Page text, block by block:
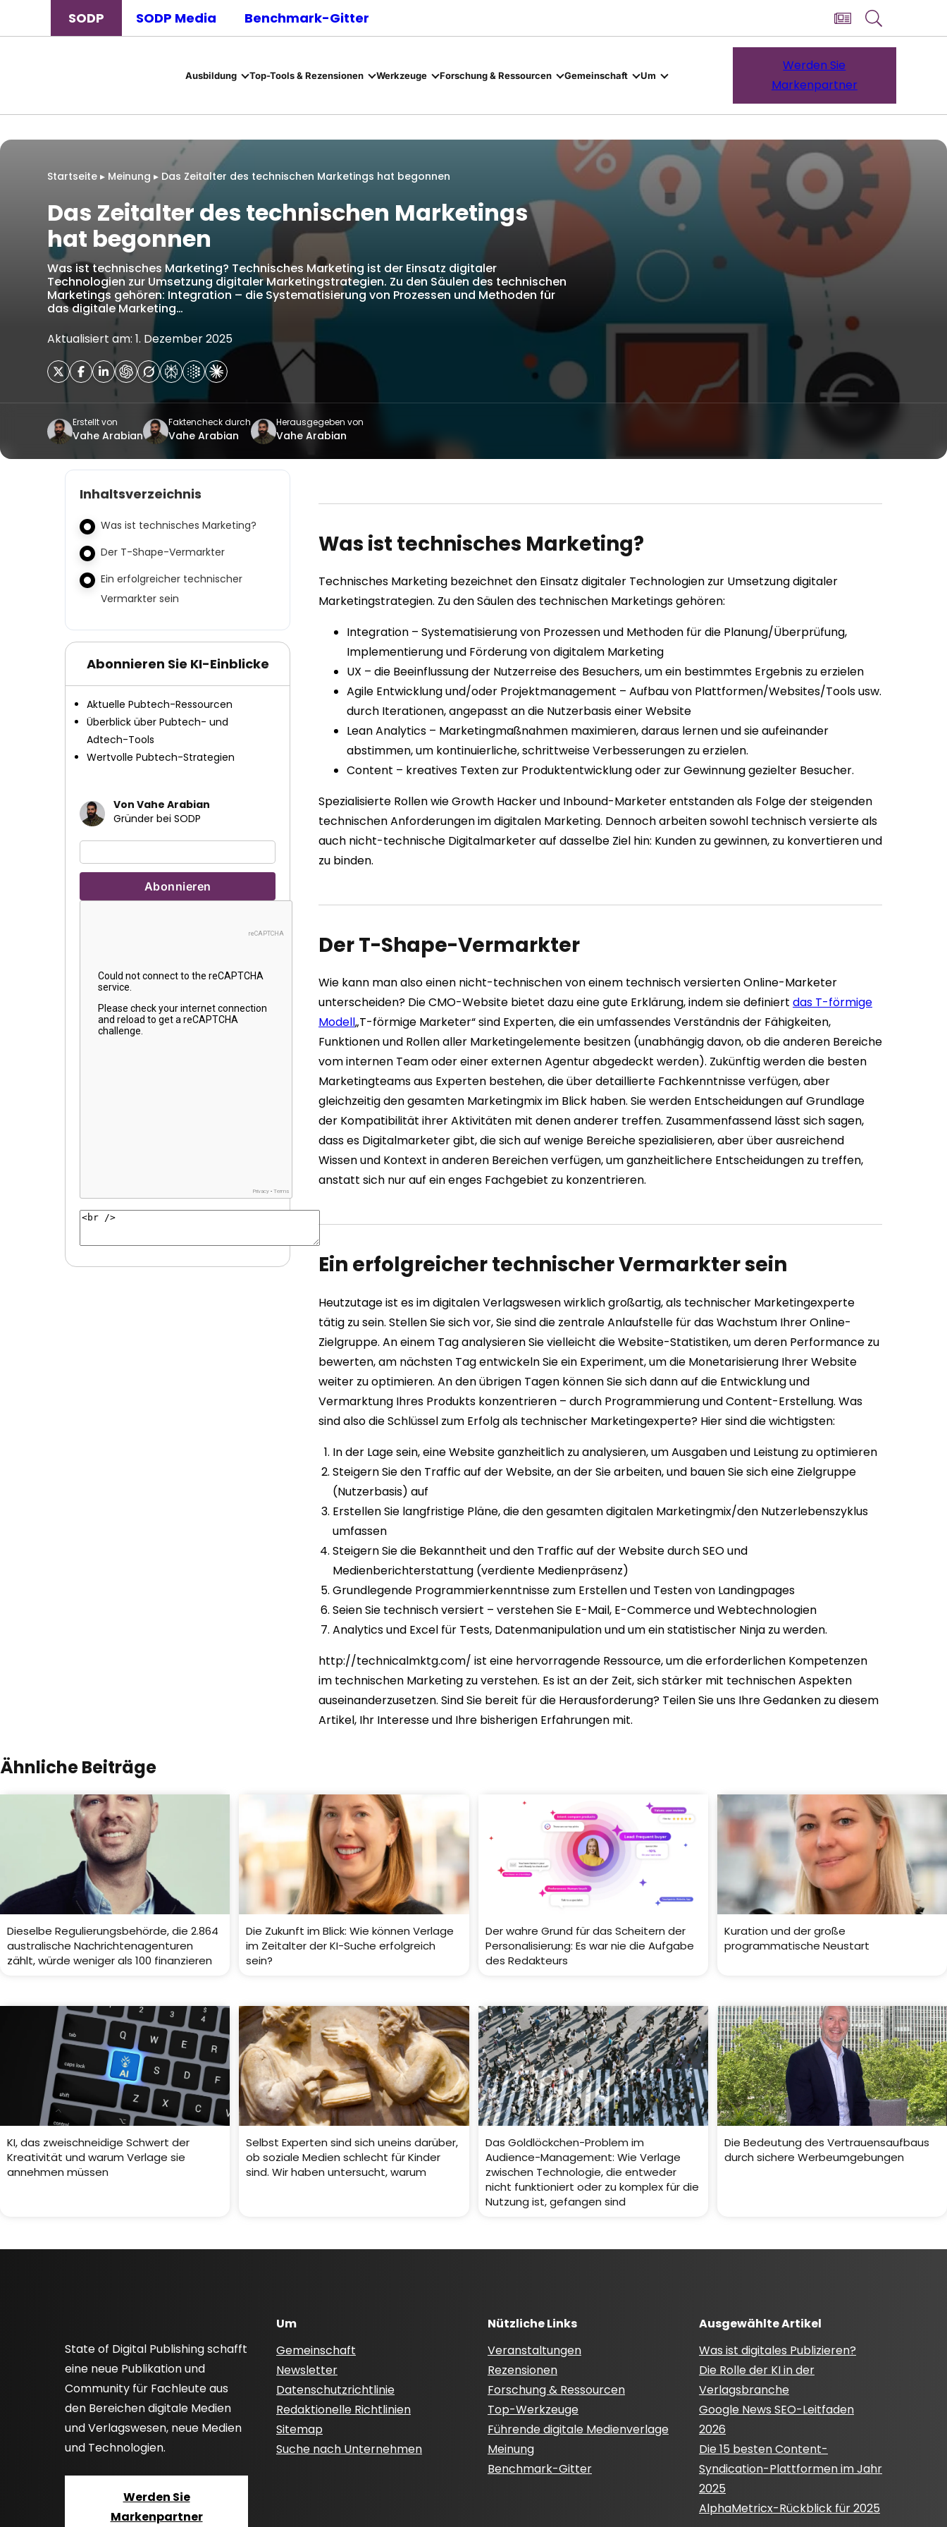
SODP SODP Media Benchmark-Gitter
Ausbildung Top-Tools & Rezensionen Werkzeuge Forschung & Ressourcen Gemeinschaft Um
Werden Sie
Markenpartner
Startseite ▸ Meinung ▸ Das Zeitalter des technischen Marketings hat begonnen
Das Zeitalter des technischen Marketings
hat begonnen
Was ist technisches Marketing? Technisches Marketing ist der Einsatz digitaler
Technologien zur Umsetzung digitaler Marketingstrategien. Zu den Säulen des technischen
Marketings gehören: Integration – die Systematisierung von Prozessen und Methoden für
das digitale Marketing…
Aktualisiert am: 1. Dezember 2025
Erstellt von
Vahe Arabian
Faktencheck durch
Vahe Arabian
Herausgegeben von
Vahe Arabian
Inhaltsverzeichnis
Was ist technisches Marketing?
Der T-Shape-Vermarkter
Ein erfolgreicher technischer
Vermarkter sein
Abonnieren Sie KI-Einblicke
Aktuelle Pubtech-Ressourcen
Überblick über Pubtech- und
Adtech-Tools
Wertvolle Pubtech-Strategien
Von Vahe Arabian
Gründer bei SODP
Was ist technisches Marketing?
Technisches Marketing bezeichnet den Einsatz digitaler Technologien zur Umsetzung digitaler
Marketingstrategien. Zu den Säulen des technischen Marketings gehören:
Integration – Systematisierung von Prozessen und Methoden für die Planung/Überprüfung,
Implementierung und Förderung von digitalem Marketing
UX – die Beeinflussung der Nutzerreise des Besuchers, um ein bestimmtes Ergebnis zu erzielen
Agile Entwicklung und/oder Projektmanagement – ​​Aufbau von Plattformen/Websites/Tools usw.
durch Iterationen, angepasst an die Nutzerbasis einer Website
Lean Analytics – Marketingmaßnahmen maximieren, daraus lernen und sie aufeinander
abstimmen, um kontinuierliche, schrittweise Verbesserungen zu erzielen.
Content – ​​kreatives Texten zur Produktentwicklung oder zur Gewinnung gezielter Besucher.
Spezialisierte Rollen wie Growth Hacker und Inbound-Marketer entstanden als Folge der steigenden
technischen Anforderungen im digitalen Marketing. Dennoch arbeiten sowohl technisch versierte als
auch nicht-technische Digitalmarketer auf dasselbe Ziel hin: Kunden zu gewinnen, zu konvertieren und
zu binden.
Der T-Shape-Vermarkter
Wie kann man also einen nicht-technischen von einem technisch versierten Online-Marketer
unterscheiden? Die CMO-Website bietet dazu eine gute Erklärung, indem sie definiert das T-förmige
Modell„T-förmige Marketer“ sind Experten, die ein umfassendes Verständnis der Fähigkeiten,
Funktionen und Rollen aller Marketingelemente besitzen (unabhängig davon, ob die anderen Bereiche
vom internen Team oder einer externen Agentur abgedeckt werden). Zukünftig werden die besten
Marketingteams aus Experten bestehen, die über detaillierte Fachkenntnisse verfügen, aber
gleichzeitig den gesamten Marketingmix im Blick haben. Sie werden Entscheidungen auf Grundlage
der Kompatibilität ihrer Aktivitäten mit denen anderer treffen. Zusammenfassend lässt sich sagen,
dass es Digitalmarketer gibt, die sich auf wenige Bereiche spezialisieren, aber über ausreichend
Wissen und Kontext in anderen Bereichen verfügen, um ganzheitlichere Entscheidungen zu treffen,
anstatt sich nur auf ein enges Fachgebiet zu konzentrieren.
Ein erfolgreicher technischer Vermarkter sein
Heutzutage ist es im digitalen Verlagswesen wirklich großartig, als technischer Marketingexperte
tätig zu sein. Stellen Sie sich vor, Sie sind die zentrale Anlaufstelle für das Wachstum Ihrer Online-
Zielgruppe. An einem Tag analysieren Sie vielleicht die Website-Statistiken, um deren Performance zu
bewerten, am nächsten Tag entwickeln Sie ein Experiment, um die Monetarisierung Ihrer Website
weiter zu optimieren. An den übrigen Tagen können Sie sich dann auf die Entwicklung und
Vermarktung Ihres Produkts konzentrieren – durch Programmierung und Content-Erstellung. Was
sind also die Schlüssel zum Erfolg als technischer Marketingexperte? Hier sind die wichtigsten:
In der Lage sein, eine Website ganzheitlich zu analysieren, um Ausgaben und Leistung zu optimieren
Steigern Sie den Traffic auf der Website, an der Sie arbeiten, und bauen Sie sich eine Zielgruppe
(Nutzerbasis) auf
Erstellen Sie langfristige Pläne, die den gesamten digitalen Marketingmix/den Nutzerlebenszyklus
umfassen
Steigern Sie die Bekanntheit und den Traffic auf der Website durch SEO und
Medienberichterstattung (verdiente Medienpräsenz)
Grundlegende Programmierkenntnisse zum Erstellen und Testen von Landingpages
Seien Sie technisch versiert – verstehen Sie E-Mail, E-Commerce und Webtechnologien
Analytics und Excel für Tests, Datenmanipulation und um ein statistischer Ninja zu werden.
http://technicalmktg.com/ ist eine hervorragende Ressource, um die erforderlichen Kompetenzen
im technischen Marketing zu verstehen. Es ist an der Zeit, sich stärker mit technischen Aspekten
auseinanderzusetzen. Sind Sie bereit für die Herausforderung? Teilen Sie uns Ihre Gedanken zu diesem
Artikel, Ihr Interesse und Ihre bisherigen Erfahrungen mit.
Ähnliche Beiträge
Dieselbe Regulierungsbehörde, die 2.864
australische Nachrichtenagenturen
zählt, würde weniger als 100 finanzieren
Die Zukunft im Blick: Wie können Verlage
im Zeitalter der KI-Suche erfolgreich
sein?
Der wahre Grund für das Scheitern der
Personalisierung: Es war nie die Aufgabe
des Redakteurs
Kuration und der große
programmatische Neustart
KI, das zweischneidige Schwert der
Kreativität und warum Verlage sie
annehmen müssen
Selbst Experten sind sich uneins darüber,
ob soziale Medien schlecht für Kinder
sind. Wir haben untersucht, warum
Das Goldlöckchen-Problem im
Audience-Management: Wie Verlage
zwischen Technologie, die entweder
nicht funktioniert oder zu komplex für die
Nutzung ist, gefangen sind
Die Bedeutung des Vertrauensaufbaus
durch sichere Werbeumgebungen
State of Digital Publishing schafft
eine neue Publikation und
Community für Fachleute aus
den Bereichen digitale Medien
und Verlagswesen, neue Medien
und Technologien.
Werden Sie
Markenpartner
Um
Gemeinschaft
Newsletter
Datenschutzrichtlinie
Redaktionelle Richtlinien
Sitemap
Suche nach Unternehmen
Nützliche Links
Veranstaltungen
Rezensionen
Forschung & Ressourcen
Top-Werkzeuge
Führende digitale Medienverlage
Meinung
Benchmark-Gitter
Ausgewählte Artikel
Was ist digitales Publizieren?
Die Rolle der KI in der
Verlagsbranche
Google News SEO-Leitfaden
2026
Die 15 besten Content-
Syndication-Plattformen im Jahr
2025
AlphaMetricx-Rückblick für 2025